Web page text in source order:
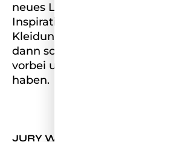
neues Lieblingsstück
Inspiration sucht, auch aus
Kleidungsstücken etwas
dann schaut gerne auf
vorbei und guckt was die
haben.
JURY WORKSHOPS